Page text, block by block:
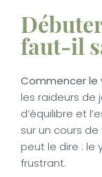
faut-il
Commencer le
les raideurs de
d’équilibre et
sur un cours
peut le dire : le
frustrant.